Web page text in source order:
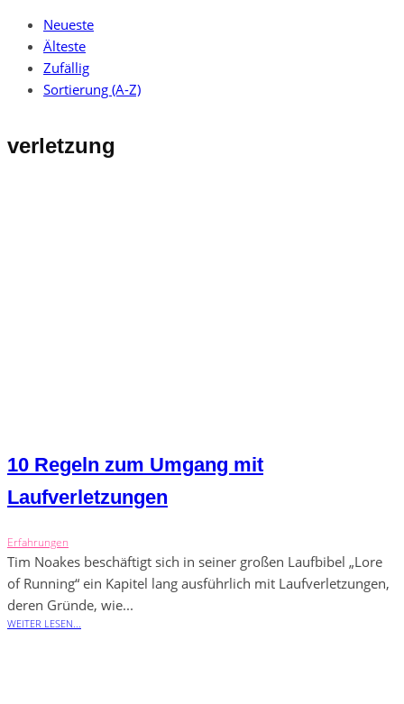
Neueste
Älteste
Zufällig
Sortierung (A-Z)
verletzung
10 Regeln zum Umgang mit
Laufverletzungen
Erfahrungen
Tim Noakes beschäftigt sich in seiner großen Laufbibel „Lore
of Running“ ein Kapitel lang ausführlich mit Laufverletzungen,
deren Gründe, wie...
WEITER LESEN...